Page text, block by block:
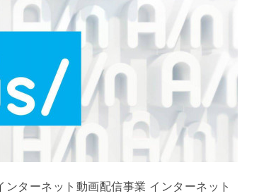
ターネット動画配信事業 インターネット